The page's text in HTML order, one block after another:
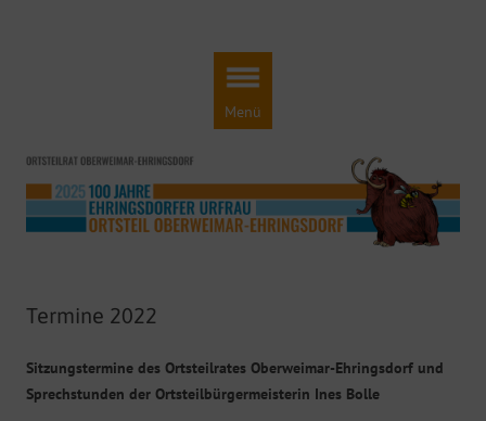
Menü
Termine 2022
Sitzungstermine des Ortsteilrates Oberweimar-Ehringsdorf und
Sprechstunden der Ortsteilbürgermeisterin Ines Bolle